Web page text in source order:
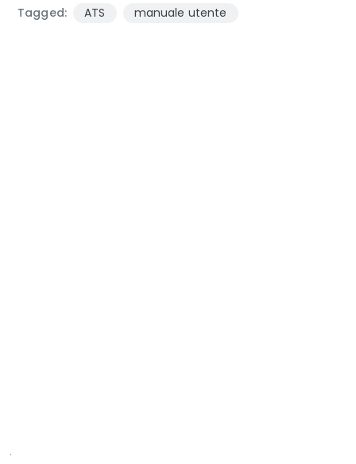
Tagged: ATS manuale utente
.